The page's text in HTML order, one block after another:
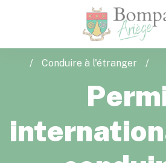
Bompas
/ Conduire à l'étranger /